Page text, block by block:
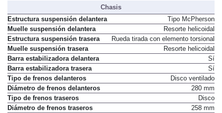
Chasis
Estructura suspensión delantera
Tipo McPherson
Muelle suspensión delantera
Resorte helicoidal
Estructura suspensión trasera
Rueda tirada con elemento torsional
Muelle suspensión trasera
Resorte helicoidal
Barra estabilizadora delantera
Sí
Barra estabilizadora trasera
Sí
Tipo de frenos delanteros
Disco ventilado
Diámetro de frenos delanteros
280 mm
Tipo de frenos traseros
Disco
Diámetro de frenos traseros
258 mm